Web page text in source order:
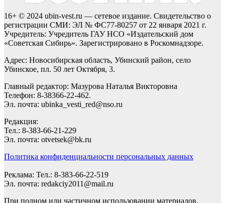
16+ © 2024 ubin-vest.ru — сетевое издание. Свидетельство о
регистрации СМИ: ЭЛ № ФС77-80257 от 22 января 2021 г.
Учредитель: Учредитель ГАУ НСО «Издательский дом
«Советская Сибирь». Зарегистрировано в Роскомнадзоре.
Адрес: Новосибирская область, Убинский район, село
Убинское, пл. 50 лет Октября, 3.
Главный редактор: Мазурова Наталья Викторовна
Телефон: 8-38366-22-462.
Эл. почта: ubinka_vesti_red@nso.ru
Редакция:
Тел.: 8-383-66-21-229
Эл. почта: otvetsek@bk.ru
Политика конфиденциальности персональных данных
Реклама: Тел.: 8-383-66-22-519
Эл. почта: redakciy2011@mail.ru
При полном или частичном использовании материалов,